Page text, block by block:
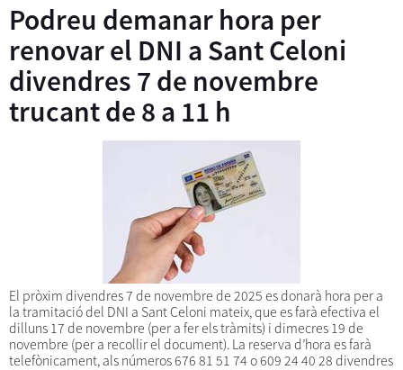
Podreu demanar hora per
renovar el DNI a Sant Celoni
divendres 7 de novembre
trucant de 8 a 11 h
El pròxim divendres 7 de novembre de 2025 es donarà hora per a
la tramitació del DNI a Sant Celoni mateix, que es farà efectiva el
dilluns 17 de novembre (per a fer els tràmits) i dimecres 19 de
novembre (per a recollir el document). La reserva d’hora es farà
telefònicament, als números 676 81 51 74 o 609 24 40 28 divendres